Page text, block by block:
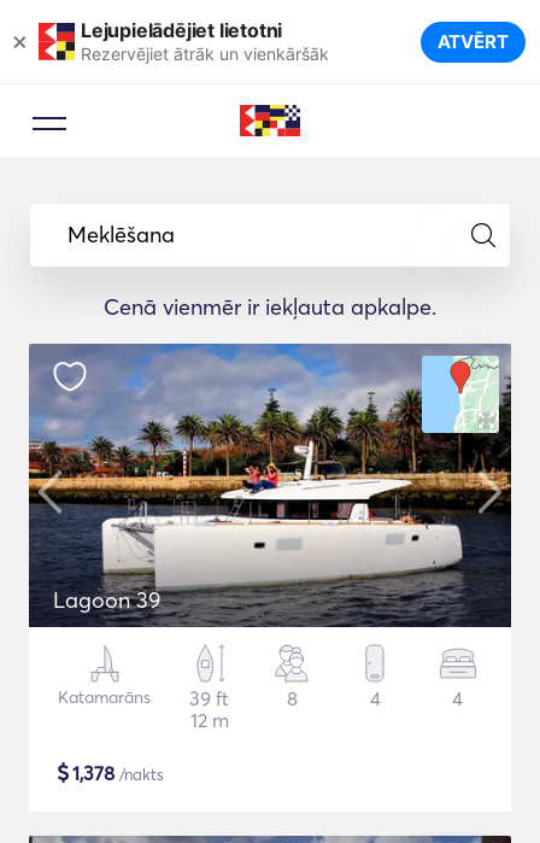
× Lejupielādējiet lietotni
Rezervējiet ātrāk un vienkāršāk ATVĒRT
Meklēšana
Cenā vienmēr ir iekļauta apkalpe.
Lagoon 39
Katamarāns
39 ft
12 m
8 4 4
$1,378 /nakts